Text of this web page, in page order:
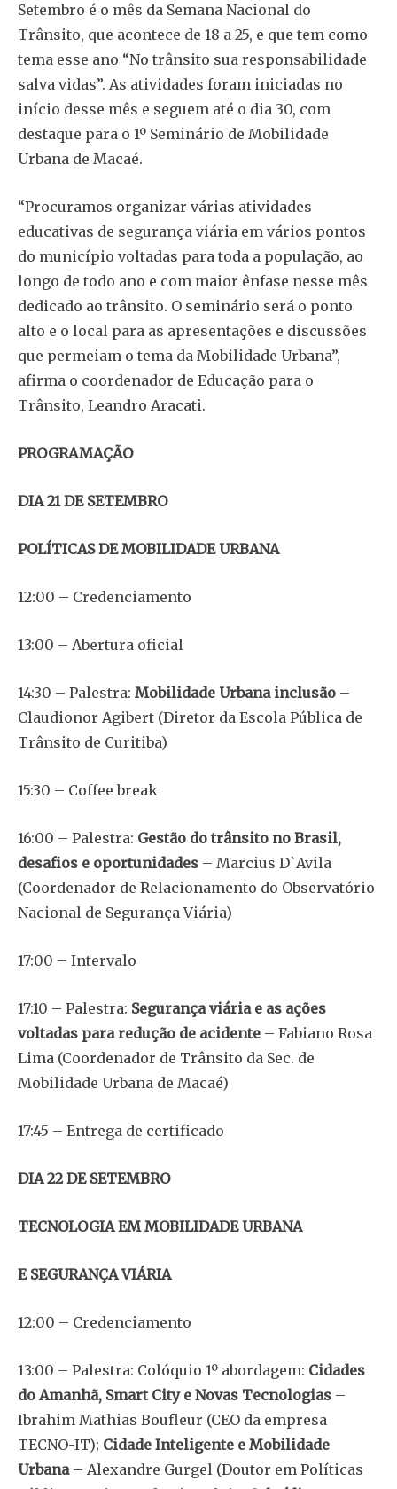
Setembro é o mês da Semana Nacional do
Trânsito, que acontece de 18 a 25, e que tem como
tema esse ano “No trânsito sua responsabilidade
salva vidas”. As atividades foram iniciadas no
início desse mês e seguem até o dia 30, com
destaque para o 1º Seminário de Mobilidade
Urbana de Macaé.
“Procuramos organizar várias atividades
educativas de segurança viária em vários pontos
do município voltadas para toda a população, ao
longo de todo ano e com maior ênfase nesse mês
dedicado ao trânsito. O seminário será o ponto
alto e o local para as apresentações e discussões
que permeiam o tema da Mobilidade Urbana”,
afirma o coordenador de Educação para o
Trânsito, Leandro Aracati.
PROGRAMAÇÃO
DIA 21 DE SETEMBRO
POLÍTICAS DE MOBILIDADE URBANA
12:00 – Credenciamento
13:00 – Abertura oficial
14:30 – Palestra: Mobilidade Urbana inclusão –
Claudionor Agibert (Diretor da Escola Pública de
Trânsito de Curitiba)
15:30 – Coffee break
16:00 – Palestra: Gestão do trânsito no Brasil,
desafios e oportunidades – Marcius D`Avila
(Coordenador de Relacionamento do Observatório
Nacional de Segurança Viária)
17:00 – Intervalo
17:10 – Palestra: Segurança viária e as ações
voltadas para redução de acidente – Fabiano Rosa
Lima (Coordenador de Trânsito da Sec. de
Mobilidade Urbana de Macaé)
17:45 – Entrega de certificado
DIA 22 DE SETEMBRO
TECNOLOGIA EM MOBILIDADE URBANA
E SEGURANÇA VIÁRIA
12:00 – Credenciamento
13:00 – Palestra: Colóquio 1º abordagem: Cidades
do Amanhã, Smart City e Novas Tecnologias –
Ibrahim Mathias Boufleur (CEO da empresa
TECNO-IT); Cidade Inteligente e Mobilidade
Urbana– Alexandre Gurgel (Doutor em Políticas